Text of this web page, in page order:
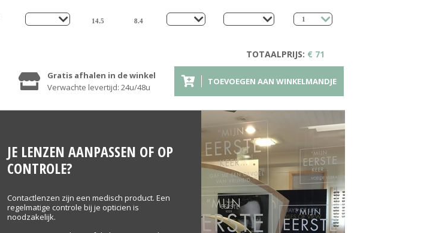
TOTAALPRIJS: € 71
TOEVOEGEN AAN WINKELMANDJE
Gratis afhalen in de winkel
Verwachte levertijd: 24u/48u
JE LENZEN AANPASSEN OF OP
CONTROLE?
Contactlenzen zijn een medisch product. Een
regelmatige controle bij je opticien is
noodzakelijk.